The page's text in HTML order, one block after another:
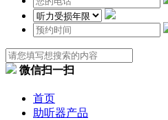
微信扫一扫
首页
助听器产品